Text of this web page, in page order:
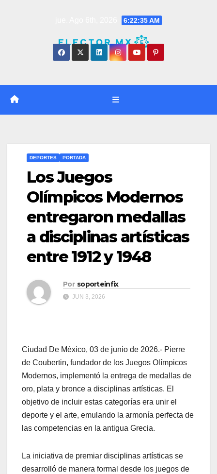
6:22:36 AM
DEPORTES PORTADA
Los Juegos
Olímpicos Modernos
entregaron medallas
a disciplinas artísticas
entre 1912 y 1948
Por soporteinfix
JUN 3, 2026
Ciudad De México, 03 de junio de 2026.- Pierre
de Coubertin, fundador de los Juegos Olímpicos
Modernos, implementó la entrega de medallas de
oro, plata y bronce a disciplinas artísticas. El
objetivo de incluir estas categorías era unir el
deporte y el arte, emulando la armonía perfecta de
las competencias en la antigua Grecia.
La iniciativa de premiar disciplinas artísticas se
desarrolló de manera formal desde los juegos de